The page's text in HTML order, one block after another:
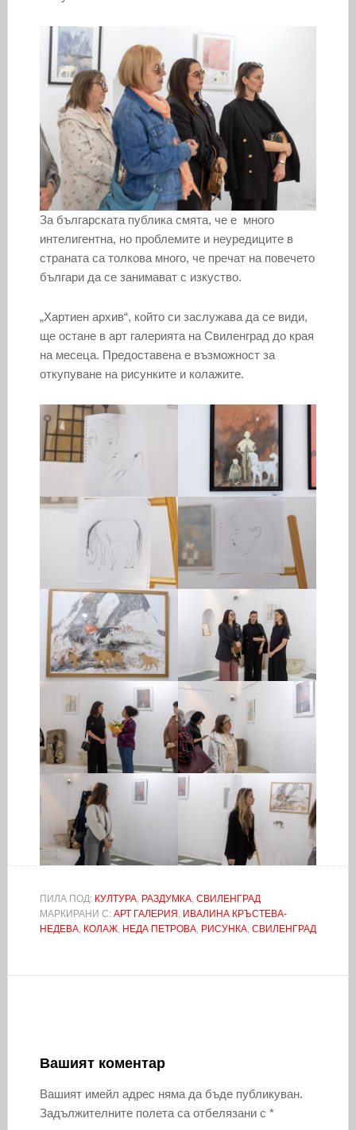
За българската публика смята, че е много
интелигентна, но проблемите и неуредиците в
страната са толкова много, че пречат на повечето
българи да се занимават с изкуство.
„Хартиен архив“, който си заслужава да се види,
ще остане в арт галерията на Свиленград до края
на месеца. Предоставена е възможност за
откупуване на рисунките и колажите.
ПИЛА ПОД: КУЛТУРА, РАЗДУМКА, СВИЛЕНГРАД
МАРКИРАНИ С: АРТ ГАЛЕРИЯ , ИВАЛИНА КРЪСТЕВА-
НЕДЕВА, КОЛАЖ, НЕДА ПЕТРОВА, РИСУНКА, СВИЛЕНГРАД
Вашият коментар
Вашият имейл адрес няма да бъде публикуван.
Задължителните полета са отбелязани с *